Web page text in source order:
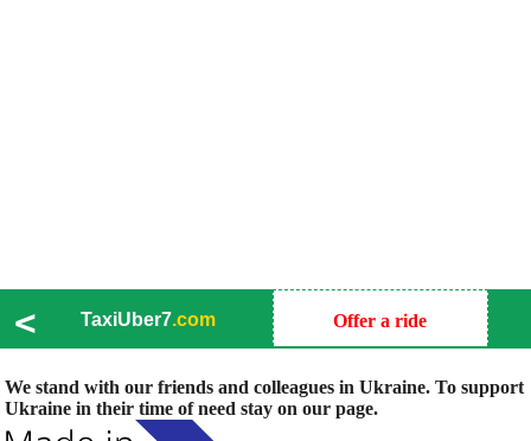
< TaxiUber7.com Offer a ride
We stand with our friends and colleagues in Ukraine. To support
Ukraine in their time of need stay on our page.